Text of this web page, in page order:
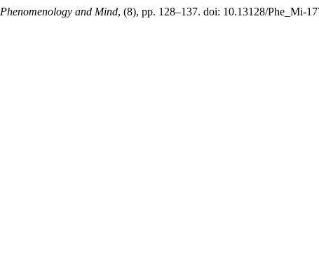
Phenomenology and Mind, (8), pp. 128–137. doi: 10.13128/Phe_Mi-